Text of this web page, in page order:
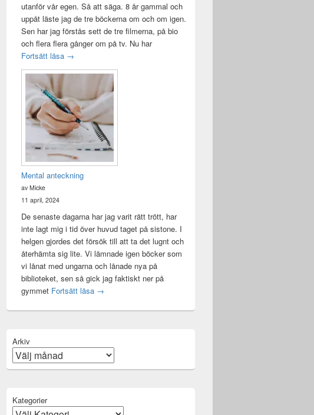
utanför vår egen. Så att säga. 8 år gammal och
uppåt läste jag de tre böckerna om och om igen.
Sen har jag förstås sett de tre filmerna, på bio
och flera flera gånger om på tv. Nu har
Fortsätt läsa Sagan om ringen-maraton
→
Mental anteckning
av Micke
11 april, 2024
De senaste dagarna har jag varit rätt trött, har
inte lagt mig i tid över huvud taget på sistone. I
helgen gjordes det försök till att ta det lugnt och
återhämta sig lite. Vi lämnade igen böcker som
vi lånat med ungarna och lånade nya på
biblioteket, sen så gick jag faktiskt ner på
gymmet Fortsätt läsa Mental anteckning
→
Arkiv
Kategorier